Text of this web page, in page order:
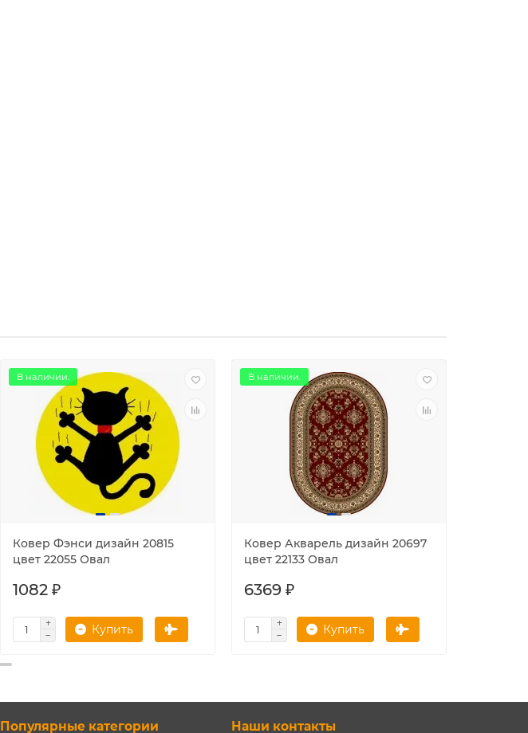
В наличии.
Ковер Фэнси дизайн 20815
цвет 22055 Овал
1082 ₽
Купить
В наличии.
Ковер Акварель дизайн 20697
цвет 22133 Овал
6369 ₽
Купить
Популярные категории Наши контакты